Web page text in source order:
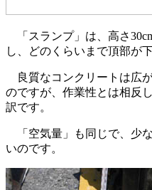
「スランプ」は、高さ
し、どのくらいまで頂部が
良質なコンクリートは広
のですが、作業性とは相反
訳です。
「空気量」も同じで、少
いのです。